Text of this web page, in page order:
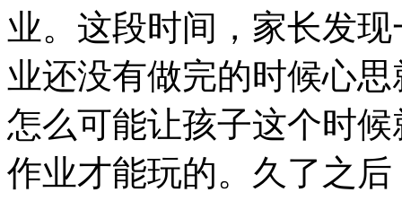
业。这段时间，家长发
业还没有做完的时候心
怎么可能让孩子这个时
作业才能玩的。久了之